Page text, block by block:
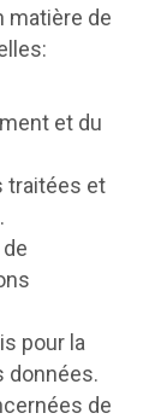
matière de
et du
traitées et
pour la
données.
de